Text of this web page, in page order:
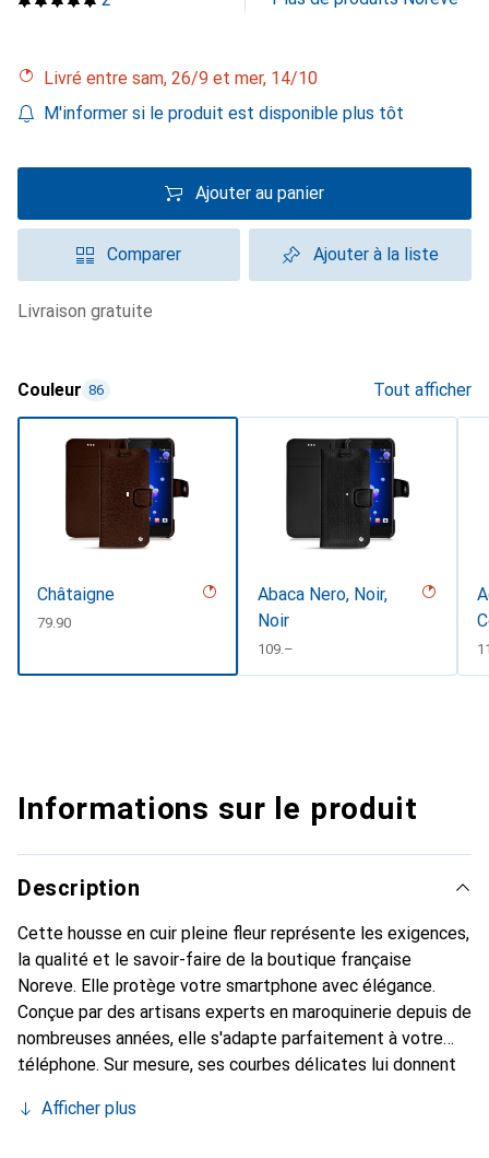
Livré entre sam, 26/9 et mer, 14/10
M'informer si le produit est disponible plus tôt
Ajouter au panier
Comparer Ajouter à la liste
livraison gratuite
Couleur 86 Tout afficher
Châtaigne
CHF
79.90
Abaca Nero, Noir,
Noir
CHF
109.–
Informations sur le produit
Description
Cette housse en cuir pleine fleur représente les exigences,
la qualité et le savoir-faire de la boutique française
Noreve. Elle protège votre smartphone avec élégance.
Conçue par des artisans experts en maroquinerie depuis de
nombreuses années, elle s'adapte parfaitement à votre
téléphone. Sur mesure, ses courbes délicates lui donnent
et indispensable de votre smartphone. La marque Noreve
Afficher plus